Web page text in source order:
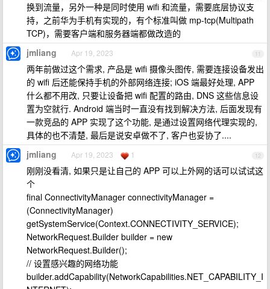
换到流量，另外一种是同时使用 wifi 和流量，需要底层协议支
持，之前华为手机有实现的，有个标准叫做 mp-tcp(Multipath
TCP)，需要客户端和服务器端都做改造的
11
jmliang Apr 19, 2023
两年前做过这个需求, 产品是 wifi 摄像头图传, 需要连接设备发出
的 wifi 后还能保持手机的外部网络连接; iOS 端最好处理, APP
什么都不用改, 只要让设备把 wifi 配置的路由, DNS 这些信息设
置为空就行. Android 端当时一直没有找到解决方法, 后面发现有
一款竞品的 APP 实现了这个功能, 是通过设置网络代理实现的,
具体的也不清楚, 最后是说安卓做不了, 客户也妥协了....
12
jmliang Apr 19, 2023 1
刚刚没看清, 如果只是让自己的 APP 可以上外网的话可以试试这
个
final ConnectivityManager connectivityManager =
(ConnectivityManager)
getSystemService(Context.CONNECTIVITY_SERVICE);
NetworkRequest.Builder builder = new
NetworkRequest.Builder();
// 设置感兴趣的网络功能
builder.addCapability(NetworkCapabilities.NET_CAPABILITY_I